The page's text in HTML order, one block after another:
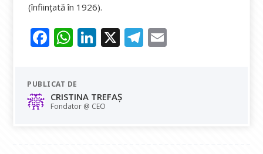
(înființată în 1926).
F
e
b
o
W
at
s
A
Li
e
dI
X T
PUBLICAT DE
CRISTINA TREFAȘ
Fondator @ CEO